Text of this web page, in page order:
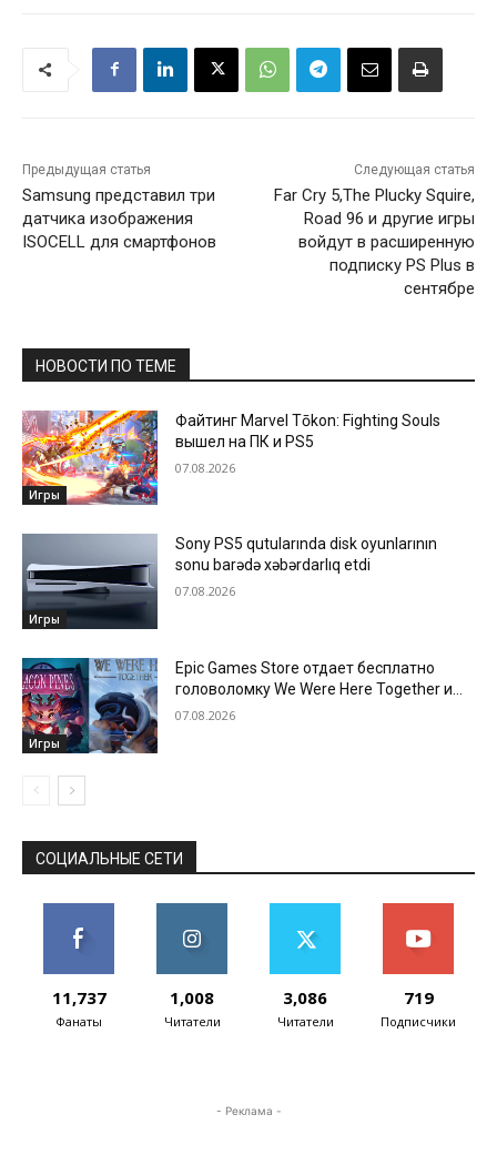
Предыдущая статья
Samsung представил три
датчика изображения
ISOCELL для смартфонов
Следующая статья
Far Cry 5,The Plucky Squire,
Road 96 и другие игры
войдут в расширенную
подписку PS Plus в
сентябре
НОВОСТИ ПО ТЕМЕ
Игры
Файтинг Marvel Tōkon: Fighting Souls
вышел на ПК и PS5
07.08.2026
Игры
Sony PS5 qutularında disk oyunlarının
sonu barədə xəbərdarlıq etdi
07.08.2026
Игры
Epic Games Store отдает бесплатно
головоломку We Were Here Together и
новеллу Beacon Pines
07.08.2026
СОЦИАЛЬНЫЕ СЕТИ
11,737
Фанаты
1,008
Читатели
3,086
Читатели
719
Подписчики
- Реклама -